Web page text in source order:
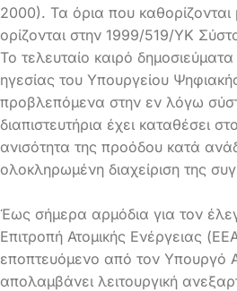
2000). Τα όρια που
ορίζονται στην 1999/519/ΥΚ
Το τελευταίο καιρό
ηγεσίας του Υπουργείου
προβλεπόμενα στην εν λόγω
διαπιστευτήρια έχει καταθέσει
ανισότητα της προόδου κατά
ολοκληρωμένη διαχείριση της
Έως σήμερα αρμόδια για τον
Επιτροπή Ατομικής Ενέργειας
εποπτευόμενο από τον Υπουργό
απολαμβάνει λειτουργική